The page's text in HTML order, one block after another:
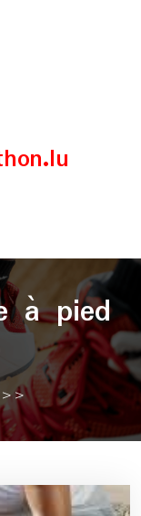
à pied
>>